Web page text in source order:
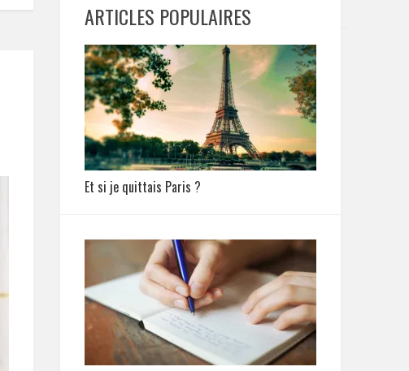
ARTICLES POPULAIRES
Et si je quittais Paris ?